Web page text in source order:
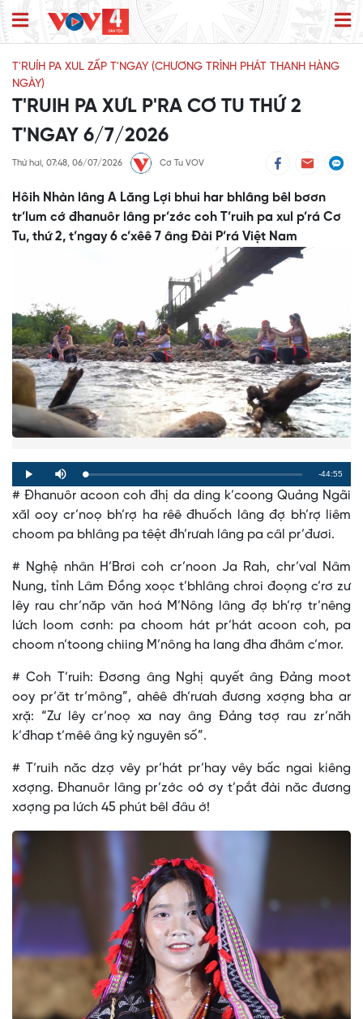
T'RUÍH PA XUL ZẤP T'NGAY (CHƯƠNG TRÌNH PHÁT THANH HÀNG
NGÀY)
T'RUIH PA XƯL P'RA CƠ TU THỨ 2
T'NGAY 6/7/2026
Thứ hai, 07:48, 06/07/2026 Cơ Tu VOV
Hôih Nhàn lâng A Lăng Lợi bhui har bhlâng bêl bơơn
tr’lum cớ đhanuôr lâng pr’zớc coh T’ruih pa xul p’rá Cơ
Tu, thứ 2, t’ngay 6 c’xêê 7 âng Đài P’rá Việt Nam
Play Mute Loaded:
0%
Progress:
0%
Remaining
Time
-44:55
# Đhanuôr acoon coh đhị da ding k’coong Quảng Ngãi
xăl ooy cr’noọ bh’rợ ha rêê đhuốch lâng đợ bh’rợ liêm
choom pa bhlâng pa têệt đh’rưah lâng pa câl pr’đươi.
# Nghệ nhân H’Brơi coh cr’noon Ja Rah, chr’val Nâm
Nung, tỉnh Lâm Đồng xoọc t’bhlâng chroi đoọng c’rơ zư
lêy rau chr’năp văn hoá M’Nông lâng đợ bh’rợ tr’nêng
lứch loom cơnh: pa choom hát pr’hát acoon coh, pa
choom n’toong chiing M’nông ha lang đha đhâm c’mor.
# Coh T’ruih: Đơơng âng Nghị quyết âng Đảng moot
ooy pr’ăt tr’mông”, ahêê đh’rưah đương xơợng bha ar
xrặ: “Zư lêy cr’noọ xa nay âng Đảng tơợ rau zr’năh
k’đhap t’mêê âng kỷ nguyên số”.
# T’ruih năc dzợ vêy pr’hát pr’hay vêy bấc ngai kiêng
xơợng. Đhanuôr lâng pr’zớc oó ơy t’pắt đài năc đương
xơợng pa lứch 45 phút bêl đâu ớ!